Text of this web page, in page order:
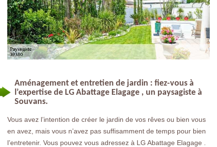
Aménagement et entretien de jardin : fiez-vous à
l’expertise de LG Abattage Elagage , un paysagiste à
Souvans.
Vous avez l’intention de créer le jardin de vos rêves ou bien vous
en avez, mais vous n’avez pas suffisamment de temps pour bien
l’entretenir. Vous pouvez vous adressez à LG Abattage Elagage .